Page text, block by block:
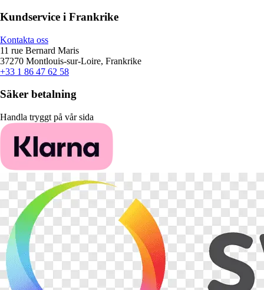
Kundservice i Frankrike
Kontakta oss
11 rue Bernard Maris
37270 Montlouis-sur-Loire, Frankrike
+33 1 86 47 62 58
Säker betalning
Handla tryggt på vår sida